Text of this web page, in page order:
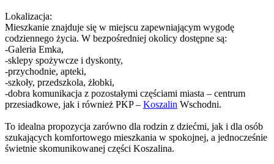
Lokalizacja:
Mieszkanie znajduje się w miejscu zapewniającym wygodę
codziennego życia. W bezpośredniej okolicy dostępne są:
-Galeria Emka,
-sklepy spożywcze i dyskonty,
-przychodnie, apteki,
-szkoły, przedszkola, żłobki,
-dobra komunikacja z pozostałymi częściami miasta – centrum
przesiadkowe, jak i również PKP – Koszalin Wschodni.
To idealna propozycja zarówno dla rodzin z dziećmi, jak i dla osób
szukających komfortowego mieszkania w spokojnej, a jednocześnie
świetnie skomunikowanej części Koszalina.